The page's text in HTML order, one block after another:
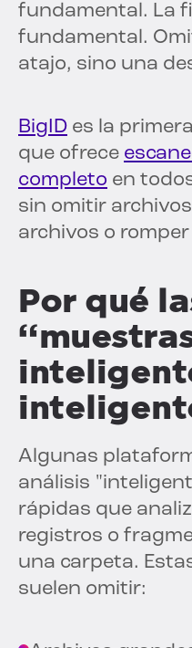
fundamental. La
fundamental.
atajo, sino una
BigID es la
que ofrece
completo en
sin omitir
archivos o
Por qué
Algunas
análisis
rápidas que
registros o
una carpeta.
suelen omitir: